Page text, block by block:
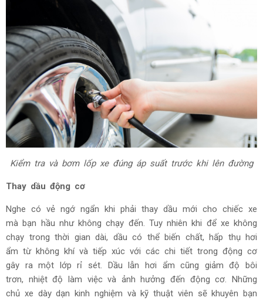
Kiểm tra và bơm lốp xe đúng áp suất trước khi lên đường
Thay dầu động cơ
Nghe có vẻ ngớ ngẩn khi phải thay dầu mới cho chiếc xe
mà bạn hầu như không chạy đến. Tuy nhiên khi để xe không
chạy trong thời gian dài, dầu có thể biến chất, hấp thụ hơi
ẩm từ không khí và tiếp xúc với các chi tiết trong động cơ
gây ra một lớp rỉ sét. Dầu lẫn hơi ẩm cũng giảm độ bôi
trơn, nhiệt độ làm việc và ảnh hưởng đến động cơ. Những
chủ xe dày dạn kinh nghiệm và kỹ thuật viên sẽ khuyên bạn